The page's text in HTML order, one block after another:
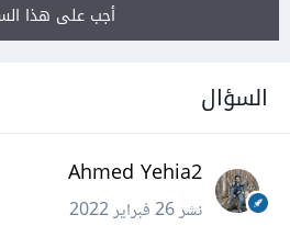
أجب على هذا
السؤال
Ahmed Yehia2
نشر26 فبراير 2022